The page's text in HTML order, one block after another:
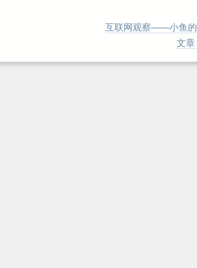
互联网观察——小鱼的
文章